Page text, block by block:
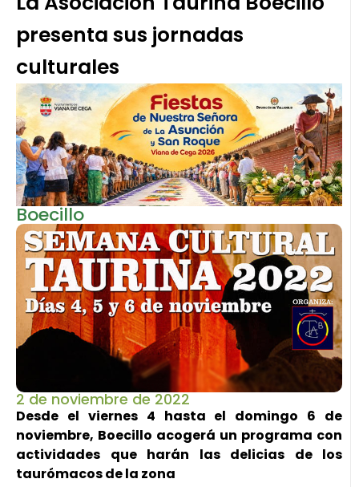
presenta sus jornadas
culturales
Boecillo
2 de noviembre de 2022
Desde el viernes 4 hasta el domingo 6 de
noviembre, Boecillo acogerá un programa con
actividades que harán las delicias de los
taurómacos de la zona